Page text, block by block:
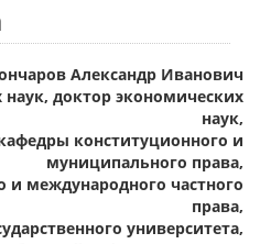
Александр Иванович
доктор экономических
наук,
конституционного и
муниципального права,
и международного частного
права,
университета,